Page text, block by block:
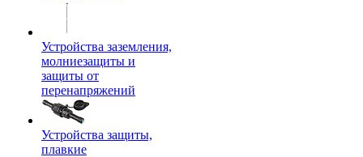
Устройства заземления,
молниезащиты и
защиты от
перенапряжений
Устройства защиты,
плавкие